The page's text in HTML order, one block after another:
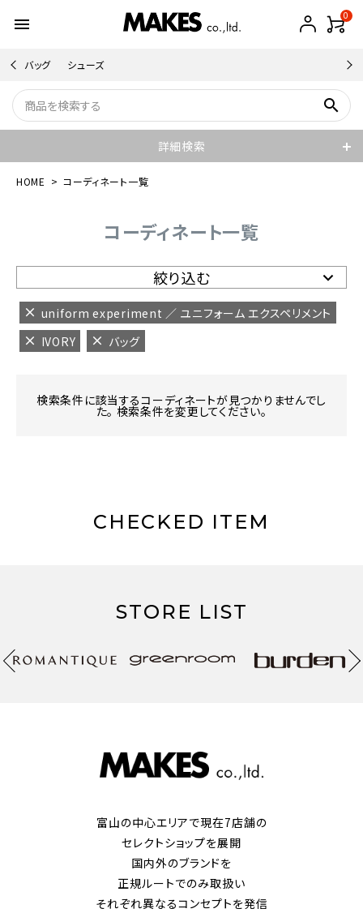
menu 0
バッグ シューズ
search
詳細検索
HOME コーディネート一覧
コーディネート一覧
絞り込む
uniform experiment ／ ユニフォーム エクスペリメント
IVORY
バッグ
検索条件に該当するコーディネートが見つかりませんでし
た。 検索条件を変更してください。
CHECKED ITEM
STORE LIST
富山の中心エリアで現在7店舗の
セレクトショップを展開
国内外のブランドを
正規ルートでのみ取扱い
それぞれ異なるコンセプトを発信